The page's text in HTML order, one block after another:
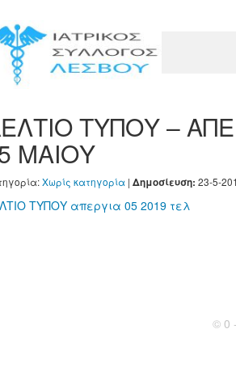
ΤΥΠΟΥ –
ΜΑΙΟΥ
Χωρίς κατηγορία | Δημοσίευση: 23-5-
ΤΥΠΟΥ απεργια 05 2019 τελ
© 0